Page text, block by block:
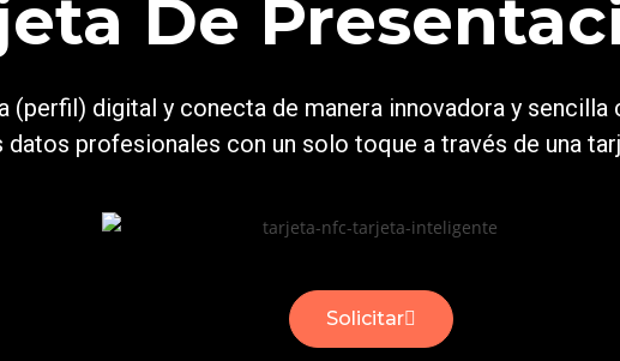
De
(perfil) digital y conecta de manera innovadora y
datos profesionales con un solo toque a través de una
Solicitar